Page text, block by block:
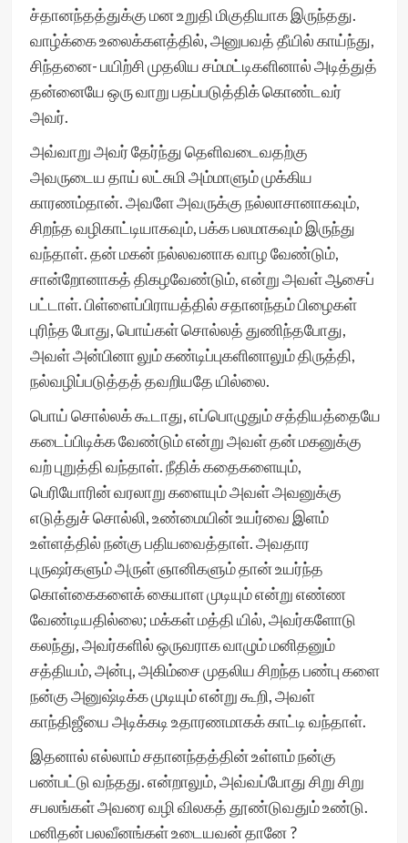
ச்தானந்தத்துக்கு மன உறுதி மிகுதியாக இருந்தது.
வாழ்க்கை உலைக்களத்தில், அனுபவத் தீயில் காய்ந்து,
சிந்தனை- பயிற்சி முதலிய சம்மட்டிகளினால் அடித்துத்
தன்னையே ஒரு வாறு பதப்படுத்திக் கொண்டவர்
அவர்.
அவ்வாறு அவர் தேர்ந்து தெளிவடைவதற்கு
அவருடைய தாய் லட்சுமி அம்மாளும் முக்கிய
காரணம்தான். அவளே அவருக்கு நல்லாசானாகவும்,
சிறந்த வழிகாட்டியாகவும், பக்க பலமாகவும் இருந்து
வந்தாள். தன் மகன் நல்லவனாக வாழ வேண்டும்,
சான்றோனாகத் திகழவேண்டும், என்று அவள் ஆசைப்
பட்டாள். பிள்ளைப்பிராயத்தில் சதானந்தம் பிழைகள்
புரிந்த போது, பொய்கள் சொல்லத் துணிந்தபோது,
அவள் அன்பினா லும் கண்டிப்புகளினாலும் திருத்தி,
நல்வழிப்படுத்தத் தவறியதே யில்லை.
பொய் சொல்லக் கூடாது, எப்பொழுதும் சத்தியத்தையே
கடைப்பிடிக்க வேண்டும் என்று அவள் தன் மகனுக்கு
வற் புறுத்தி வந்தாள். நீதிக் கதைகளையும்,
பெரியோரின் வரலாறு களையும் அவள் அவனுக்கு
எடுத்துச் சொல்லி, உண்மையின் உயர்வை இளம்
உள்ளத்தில் நன்கு பதியவைத்தாள். அவதார
புருஷர்களும் அருள் ஞானிகளும் தான் உயர்ந்த
கொள்கைகளைக் கையாள முடியும் என்று எண்ண
வேண்டியதில்லை; மக்கள் மத்தி யில், அவர்களோடு
கலந்து, அவர்களில் ஒருவராக வாழும் மனிதனும்
சத்தியம், அன்பு, அகிம்சை முதலிய சிறந்த பண்பு களை
நன்கு அனுஷ்டிக்க முடியும் என்று கூறி, அவள்
காந்திஜீயை அடிக்கடி உதாரணமாகக் காட்டி வந்தாள்.
இதனால் எல்லாம் சதானந்தத்தின் உள்ளம் நன்கு
பண்பட்டு வந்தது. என்றாலும், அவ்வப்போது சிறு சிறு
சபலங்கள் அவரை வழி விலகத் தூண்டுவதும் உண்டு.
மனிதன் பலவீனங்கள் உடையவன் தானே ?